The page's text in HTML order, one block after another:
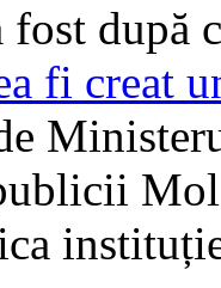
după
fi creat